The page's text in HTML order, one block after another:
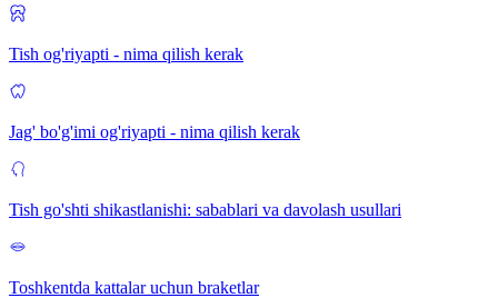
Tish og'riyapti - nima qilish kerak
Jag' bo'g'imi og'riyapti - nima qilish kerak
Tish go'shti shikastlanishi: sabablari va davolash usullari
Toshkentda kattalar uchun braketlar